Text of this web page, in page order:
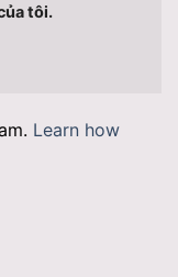
tôi.
Learn how